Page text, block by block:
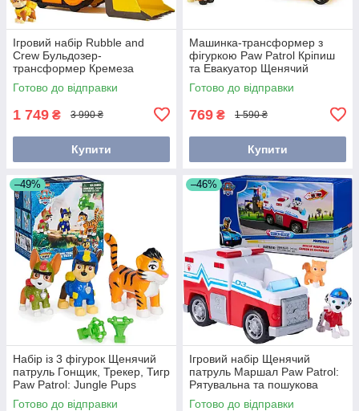
Ігровий набір Rubble and
Crew Бульдозер-
трансформер Кремеза
6067092/6068074/SM28507
Готово до відправки
1 749 ₴ 3 990 ₴
Купити
Машинка-трансформер з
фігуркою Paw Patrol Кріпиш
та Евакуатор Щенячий
Патруль Spin Master
6065537/6065566
Готово до відправки
769 ₴ 1 590 ₴
Купити
–49%
Набір із 3 фігурок Щенячий
патруль Гонщик, Трекер, Тигр
Paw Patrol: Jungle Pups
6069250
Готово до відправки
–46%
Ігровий набір Щенячий
патруль Маршал Paw Patrol:
Рятувальна та пошукова
служба 6074802
Готово до відправки